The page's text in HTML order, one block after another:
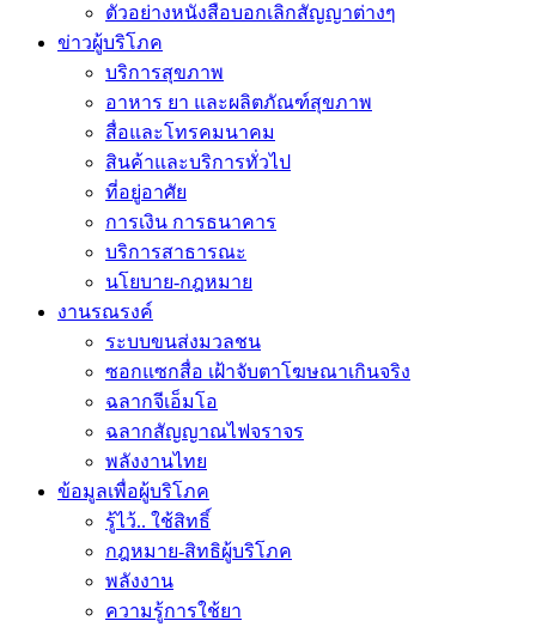
ตัวอย่างหนังสือบอกเลิกสัญญาต่างๆ
ข่าวผู้บริโภค
บริการสุขภาพ
อาหาร ยา และผลิตภัณฑ์สุขภาพ
สื่อและโทรคมนาคม
สินค้าและบริการทั่วไป
ที่อยู่อาศัย
การเงิน การธนาคาร
บริการสาธารณะ
นโยบาย-กฎหมาย
งานรณรงค์
ระบบขนส่งมวลชน
ซอกแซกสื่อ เฝ้าจับตาโฆษณาเกินจริง
ฉลากจีเอ็มโอ
ฉลากสัญญาณไฟจราจร
พลังงานไทย
ข้อมูลเพื่อผู้บริโภค
รู้ไว้.. ใช้สิทธิ์
กฎหมาย-สิทธิผู้บริโภค
พลังงาน
ความรู้การใช้ยา